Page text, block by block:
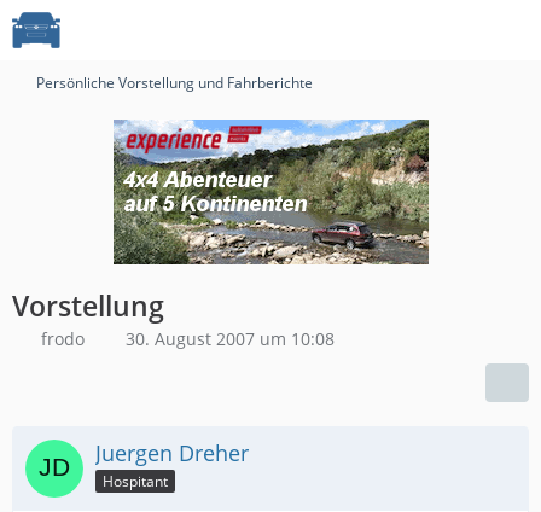
Persönliche Vorstellung und Fahrberichte
Vorstellung
frodo 30. August 2007 um 10:08
Juergen Dreher
Hospitant